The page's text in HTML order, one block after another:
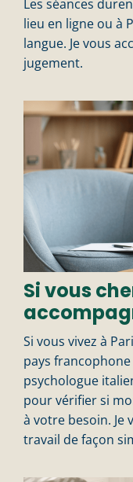
Les séances
lieu en ligne ou à
langue. Je vous
jugement.
Si vous
Si vous vivez à
pays
psychologue
pour vérifier si
à votre besoin. Je
travail de façon